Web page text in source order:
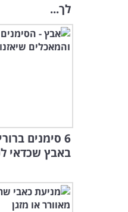
לך...
6 סימנים
באבץ שכדאי